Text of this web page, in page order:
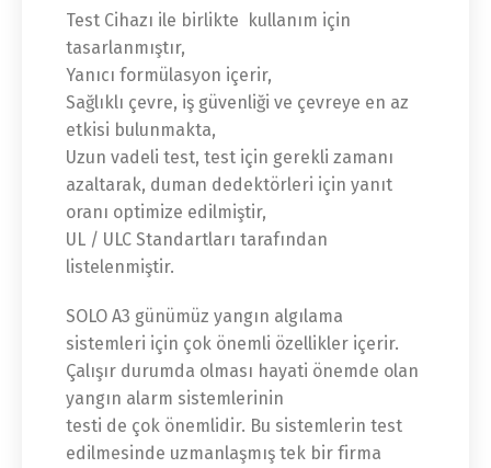
Test Cihazı ile birlikte kullanım için
tasarlanmıştır,
Yanıcı formülasyon içerir,
Sağlıklı çevre, iş güvenliği ve çevreye en az
etkisi bulunmakta,
Uzun vadeli test, test için gerekli zamanı
azaltarak, duman dedektörleri için yanıt
oranı optimize edilmiştir,
UL / ULC Standartları tarafından
listelenmiştir.
SOLO A3 günümüz yangın algılama
sistemleri için çok önemli özellikler içerir.
Çalışır durumda olması hayati önemde olan
yangın alarm sistemlerinin
testi de çok önemlidir. Bu sistemlerin test
edilmesinde uzmanlaşmış tek bir firma